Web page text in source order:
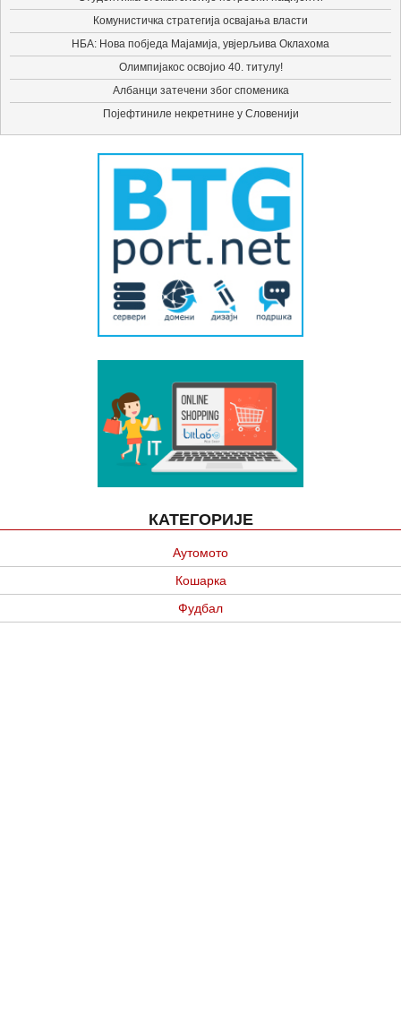
Комунистичка стратегија освајања власти
НБА: Нова побједа Мајамија, увјерљива Оклахома
Олимпијакос освојио 40. титулу!
Албанци затечени због споменика
Појефтиниле некретнине у Словенији
КАТЕГОРИЈЕ
Аутомото
Кошарка
Фудбал